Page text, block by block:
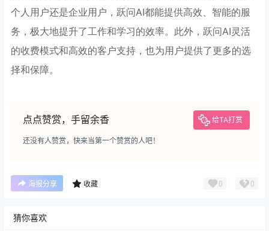
个人用户还是企业用户，跃问AI都能提供高效、智能的服
务，极大地提升了工作和学习的效率。此外，跃问AI灵活
的收费模式和高效的客户支持，也为用户提供了更多的选
择和保障。
点点赞赏，手留余香 给TA打赏
还没有人赞赏，快来当第一个赞赏的人吧！
海报分享 收藏 0 0
猜你喜欢